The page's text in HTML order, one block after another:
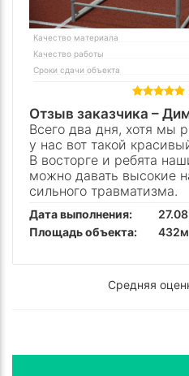
Качество материала
Качество работы
Сроки сдачи объекта
Отзыв заказчика –
Всего два дня, хотя мы
у нас вот такой
В восторге и ребята
можно давать высокие
сильного травматизма.
Дата выполнения:
Площадь объекта:
432м
Средняя